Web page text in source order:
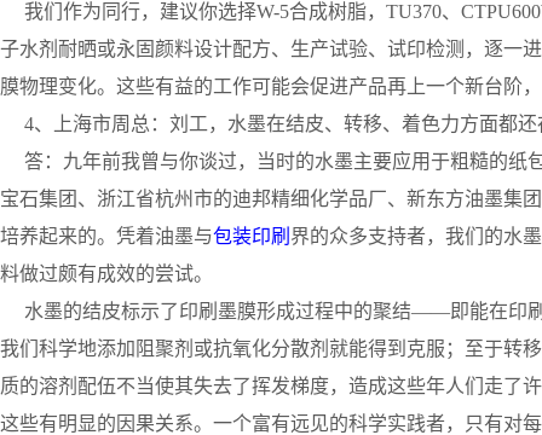
我们作为同行，建议你选择W-5合成树脂，TU370、
子水剂耐晒或永固颜料设计配方、生产试验、试印检测，逐一
膜物理变化。这些有益的工作可能会促进产品再上一个新台阶
4、上海市周总：刘工，水墨在结皮、转移、着色力方面都
答：九年前我曾与你谈过，当时的水墨主要应用于粗糙的纸
宝石集团、浙江省杭州市的迪邦精细化学品厂、新东方油墨集
培养起来的。凭着油墨与包装印刷 界的众多支持者，我们的水
料做过颇有成效的尝试。
水墨的结皮标示了印刷墨膜形成过程中的聚结——即能在印
我们科学地添加阻聚剂或抗氧化分散剂就能得到克服；至于转
质的溶剂配伍不当使其失去了挥发梯度，造成这些年人们走了
这些有明显的因果关系。一个富有远见的科学实践者，只有对